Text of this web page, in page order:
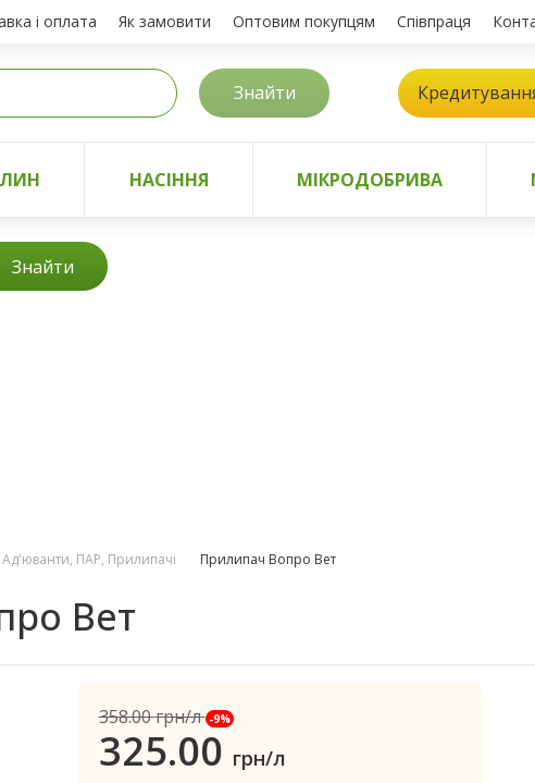
і оплата Як замовити Оптовим покупцям Співпраця
Знайти
НАСІННЯ МІКРОДОБРИВА
Знайти
Ад'юванти, ПАР, Прилипачі Прилипач Вопро Вет
Вет
358.00грн/л -9%
325.00 грн/л